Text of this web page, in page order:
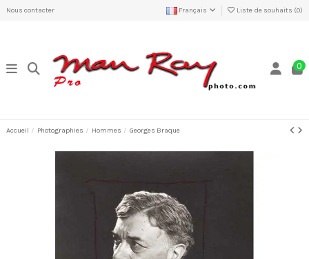
Nous contacter Français Liste de souhaits (0)
0
Accueil Photographies Hommes Georges Braque